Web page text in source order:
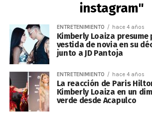
instagram"
ENTRETENIMIENTO hace 4 años
Kimberly Loaiza presume
vestida de novia en su
junto a JD Pantoja
ENTRETENIMIENTO hace 4 años
La reacción de Paris
Kimberly Loaiza en un
verde desde Acapulco